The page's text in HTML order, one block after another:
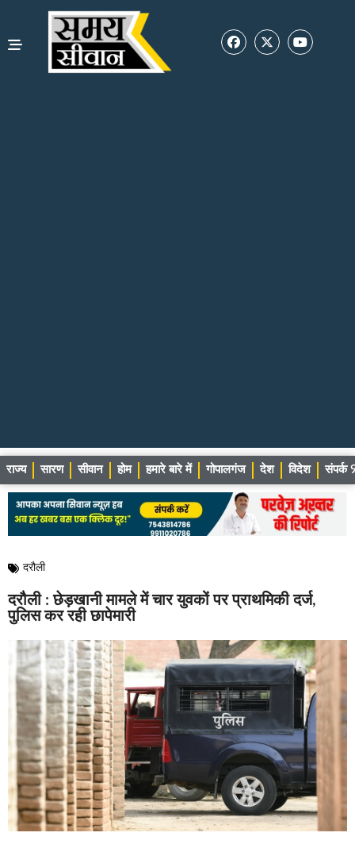
राज्य सारण सीवान होम हमारे बारे में गोपालगंज देश विदेश संपर्क
दरौली
दरौली : छेड़खानी मामले में चार युवकों पर प्राथमिकी दर्ज,
पुलिस कर रही छापेमारी